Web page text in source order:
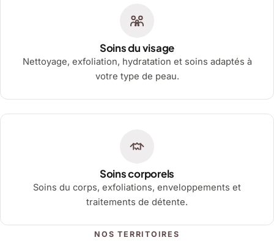
Soins du visage
Nettoyage, exfoliation, hydratation et soins adaptés à
votre type de peau.
Soins corporels
Soins du corps, exfoliations, enveloppements et
traitements de détente.
NOS TERRITOIRES